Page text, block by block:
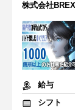
株式会社
給与
シフト